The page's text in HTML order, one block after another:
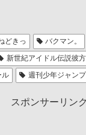
どきっ バクマン。
新世紀アイドル伝説彼
ル
週刊少年ジャンプ
スポンサーリンク